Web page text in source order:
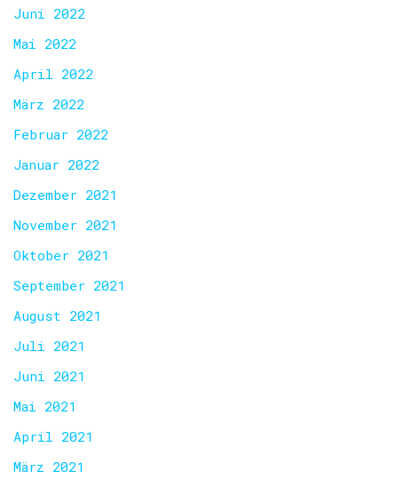
Juni 2022
Mai 2022
April 2022
März 2022
Februar 2022
Januar 2022
Dezember 2021
November 2021
Oktober 2021
September 2021
August 2021
Juli 2021
Juni 2021
Mai 2021
April 2021
März 2021